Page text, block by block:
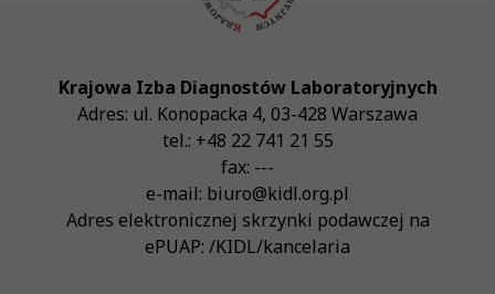
Krajowa Izba Diagnostów Laboratoryjnych
Adres: ul. Konopacka 4, 03-428 Warszawa
tel.: +48 22 741 21 55
fax: ---
e-mail: biuro@kidl.org.pl
Adres elektronicznej skrzynki podawczej na
ePUAP: /KIDL/kancelaria